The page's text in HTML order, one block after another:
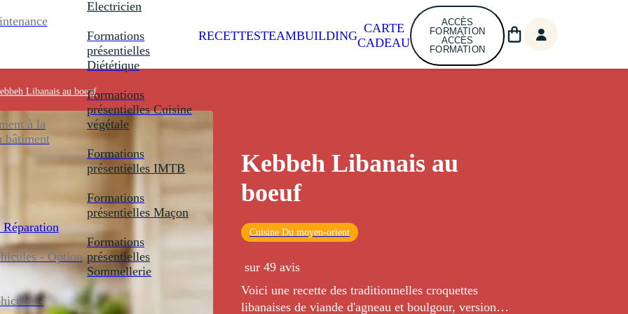
à la
bâtiment
- Option
-
Electricien
Formations
présentielles
Diététique
Formations
présentielles Cuisine
végétale
Formations
présentielles IMTB
Formations
présentielles Maçon
Formations
présentielles
Sommellerie
RECETTESTEAMBUILDING
CARTE
CADEAU
ACCÈS
FORMATION
ACCÈS
FORMATION
Libanais au boeuf
Kebbeh Libanais au
boeuf
Cuisine Du moyen-orient
sur 49 avis
Voici une recette des traditionnelles croquettes
libanaises de viande d'agneau et boulgour, version